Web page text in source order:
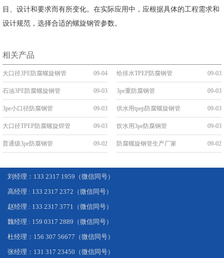
目、设计和要求而有所变化。在实际应用中，应根据具体的工程需求和
设计规范，选择合适的螺旋钢管参数。
相关产品
大口径3PE防腐螺旋钢管 09-04 给排水TPEP防腐钢管 09-03
石油3PE防腐螺旋钢管 09-03 3pe重防腐钢管 09-03
3pe小口径防腐钢管 09-03 供水用tpep防腐螺旋钢管 09-03
大口径TPEP防腐螺旋焊管 09-03 饮水用3pe防腐钢管 09-03
普通级3pe防腐钢管 09-02 防腐螺旋钢管生产厂家 09-02
刘经理：133 2317 1959（微信同号）
高经理 : 133 2317 2372（微信同号）
赵经理 : 133 2317 3771（微信同号）
魏经理 : 159 0317 2889（微信同号）
杜经理：156 307 56677（微信同号）
张经理：131 317 23450（微信同号）